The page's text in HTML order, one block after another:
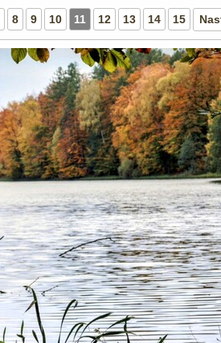
8 9 10 11 12 13 14 15